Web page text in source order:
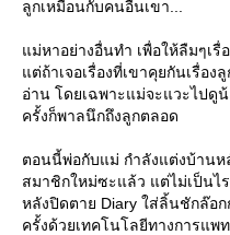
ลูกเหมือนกับคนอื่นเขา...
ม่หาอย่างอื่นทำ เพื่อให้ลืมๆเรื่
ต่ถ้าเจอเรื่องที่เขาคุยกันเรื่อง
อ่าน โดยเฉพาะแม่จะแวะไปดู
ครั้งก็พาลนึกถึงลูกตลอด
ตอนนี้พ่อกับแม่ กำลังแต่งบ้าน
สมาชิกใหม่ซะแล้ว แต่ไม่เป็น
หลังปิดตาย Diary ใส่ลิ้นชักล๊อ
ครั้งด้วยเทคโนโลยีทางการแพ